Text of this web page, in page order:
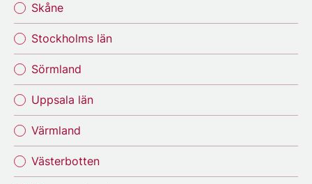
Skåne
Stockholms län
Sörmland
Uppsala län
Värmland
Västerbotten